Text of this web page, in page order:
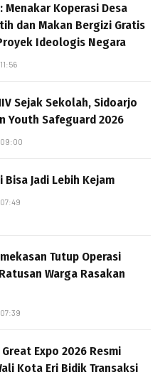
Menakar Koperasi Desa
dan Makan Bergizi Gratis
Ideologis Negara
Sejak Sekolah, Sidoarjo
Youth Safeguard 2026
Bisa Jadi Lebih Kejam
Tutup Operasi
Warga Rasakan
Expo 2026 Resmi
Kota Eri Bidik Transaksi